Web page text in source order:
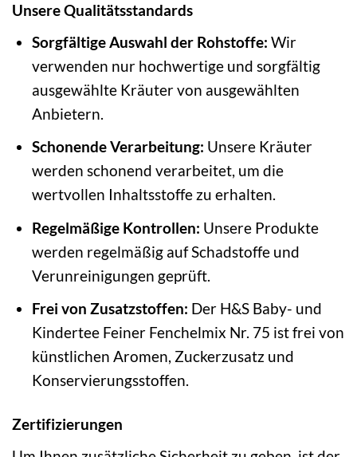
Unsere Qualitätsstandards
Sorgfältige Auswahl der Rohstoffe: Wir
verwenden nur hochwertige und sorgfältig
ausgewählte Kräuter von ausgewählten
Anbietern.
Schonende Verarbeitung: Unsere Kräuter
werden schonend verarbeitet, um die
wertvollen Inhaltsstoffe zu erhalten.
Regelmäßige Kontrollen: Unsere Produkte
werden regelmäßig auf Schadstoffe und
Verunreinigungen geprüft.
Frei von Zusatzstoffen: Der H&S Baby- und
Kindertee Feiner Fenchelmix Nr. 75 ist frei von
künstlichen Aromen, Zuckerzusatz und
Konservierungsstoffen.
Zertifizierungen